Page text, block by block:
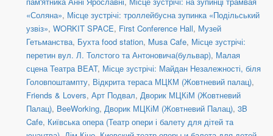
«Соляна», Місце зустрічі: троллейбусна зупинка «Подільський
узвіз», WORKIT SPACE, First Conference Hall, Музей
Гетьманства, Бухта food station, Musa Cafe, Місце зустрічі:
перетин вул. Л. Толстого та Антоновича(бульвар), Малая
сцена Театра BEAT, Місце зустрічі: Майдан Незалежності, біля
Головпоштампту, Відкрита тераса МЦКМ (Жовтневий палац),
Friends & Lovers, Арт Подвал, Дворик МЦКіМ (Жовтневий
Палац), BeeWorking, Дворик МЦКіМ (Жовтневий Палац), 3B
Cafe, Київська опера (Театр опери і балету для дітей та